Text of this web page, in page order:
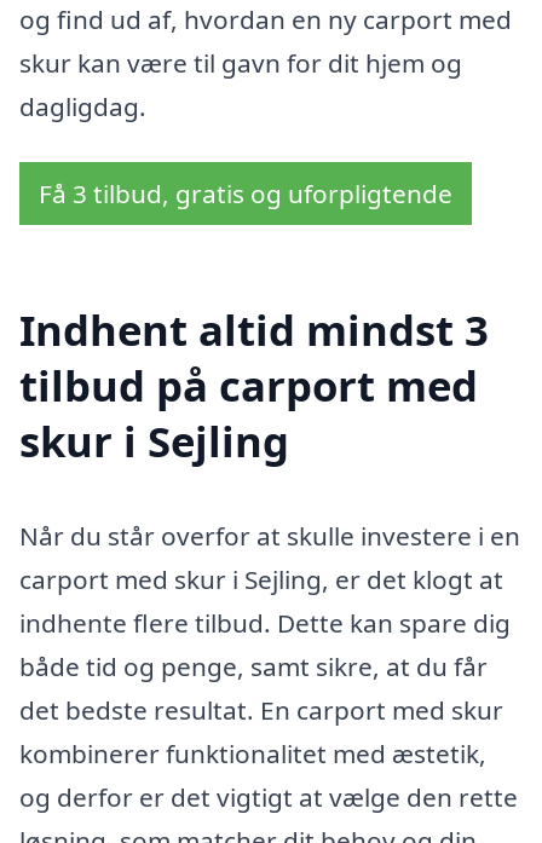
og find ud af, hvordan en ny carport med
skur kan være til gavn for dit hjem og
dagligdag.
Få 3 tilbud, gratis og uforpligtende
Indhent altid mindst 3
tilbud på carport med
skur i Sejling
Når du står overfor at skulle investere i en
carport med skur i Sejling, er det klogt at
indhente flere tilbud. Dette kan spare dig
både tid og penge, samt sikre, at du får
det bedste resultat. En carport med skur
kombinerer funktionalitet med æstetik,
og derfor er det vigtigt at vælge den rette